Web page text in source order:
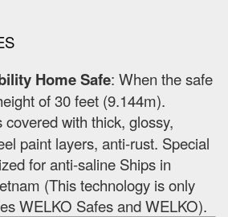
Home Safe: When the safe
of 30 feet (9.144m).
with thick, glossy,
paint layers, anti-rust. Special
for anti-saline Ships in
(This technology is only
WELKO Safes and WELKO).